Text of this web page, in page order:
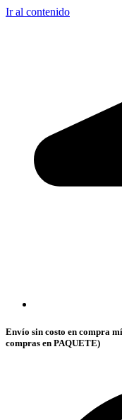
Ir al contenido
Envío sin costo en compra
compras en PAQUETE)